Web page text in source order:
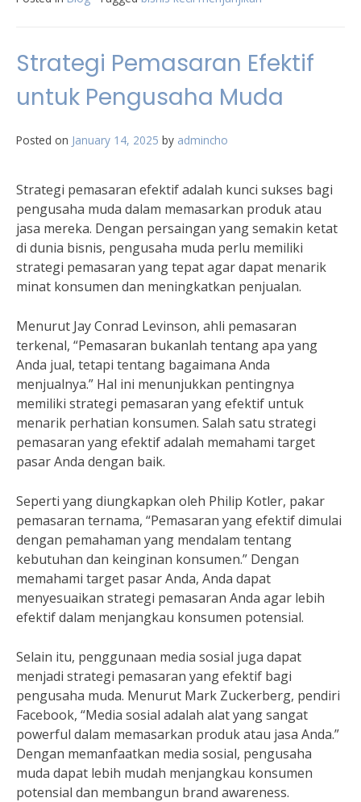
Strategi Pemasaran Efektif
untuk Pengusaha Muda
Posted on January 14, 2025 by admincho
Strategi pemasaran efektif adalah kunci sukses bagi
pengusaha muda dalam memasarkan produk atau
jasa mereka. Dengan persaingan yang semakin ketat
di dunia bisnis, pengusaha muda perlu memiliki
strategi pemasaran yang tepat agar dapat menarik
minat konsumen dan meningkatkan penjualan.
Menurut Jay Conrad Levinson, ahli pemasaran
terkenal, “Pemasaran bukanlah tentang apa yang
Anda jual, tetapi tentang bagaimana Anda
menjualnya.” Hal ini menunjukkan pentingnya
memiliki strategi pemasaran yang efektif untuk
menarik perhatian konsumen. Salah satu strategi
pemasaran yang efektif adalah memahami target
pasar Anda dengan baik.
Seperti yang diungkapkan oleh Philip Kotler, pakar
pemasaran ternama, “Pemasaran yang efektif dimulai
dengan pemahaman yang mendalam tentang
kebutuhan dan keinginan konsumen.” Dengan
memahami target pasar Anda, Anda dapat
menyesuaikan strategi pemasaran Anda agar lebih
efektif dalam menjangkau konsumen potensial.
Selain itu, penggunaan media sosial juga dapat
menjadi strategi pemasaran yang efektif bagi
pengusaha muda. Menurut Mark Zuckerberg, pendiri
Facebook, “Media sosial adalah alat yang sangat
powerful dalam memasarkan produk atau jasa Anda.”
Dengan memanfaatkan media sosial, pengusaha
muda dapat lebih mudah menjangkau konsumen
potensial dan membangun brand awareness.